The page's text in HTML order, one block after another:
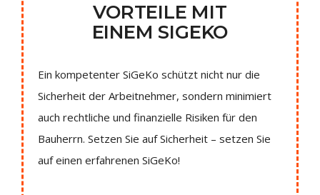
VORTEILE MIT
EINEM SIGEKO
Ein kompetenter SiGeKo schützt nicht nur die
Sicherheit der Arbeitnehmer, sondern minimiert
auch rechtliche und finanzielle Risiken für den
Bauherrn. Setzen Sie auf Sicherheit – setzen Sie
auf einen erfahrenen SiGeKo!